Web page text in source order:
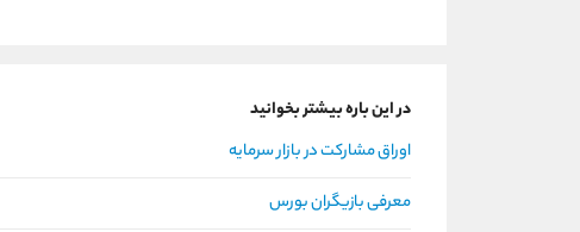
در این باره بیشتر بخوانید
اوراق مشارکت در بازار سرمایه
معرفی بازیگران بورس